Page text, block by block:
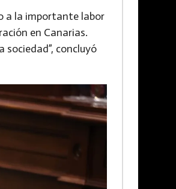
a la importante labor
en Canarias.
sociedad”, concluyó